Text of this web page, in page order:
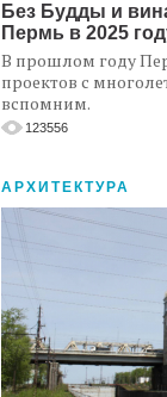
Без Будды и
Пермь в 2025
В прошлом году
проектов с
вспомним.
123556
АРХИТЕКТУРА